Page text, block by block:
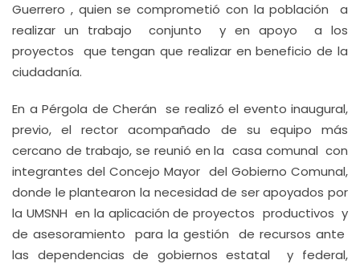
Guerrero , quien se comprometió con la población a
realizar un trabajo conjunto y en apoyo a los
proyectos que tengan que realizar en beneficio de la
ciudadanía.
En a Pérgola de Cherán se realizó el evento inaugural,
previo, el rector acompañado de su equipo más
cercano de trabajo, se reunió en la casa comunal con
integrantes del Concejo Mayor del Gobierno Comunal,
donde le plantearon la necesidad de ser apoyados por
la UMSNH en la aplicación de proyectos productivos y
de asesoramiento para la gestión de recursos ante
las dependencias de gobiernos estatal y federal,